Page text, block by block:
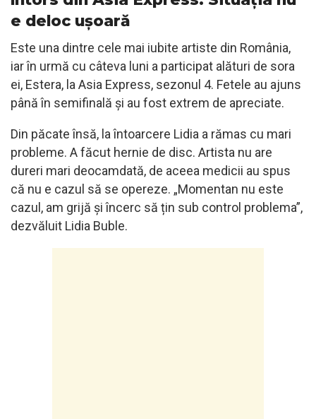
e deloc ușoară
Este una dintre cele mai iubite artiste din România,
iar în urmă cu câteva luni a participat alături de sora
ei, Estera, la Asia Express, sezonul 4. Fetele au ajuns
până în semifinală și au fost extrem de apreciate.
Din păcate însă, la întoarcere Lidia a rămas cu mari
probleme. A făcut hernie de disc. Artista nu are
dureri mari deocamdată, de aceea medicii au spus
că nu e cazul să se opereze. „Momentan nu este
cazul, am grijă și încerc să țin sub control problema”,
dezvăluit Lidia Buble.